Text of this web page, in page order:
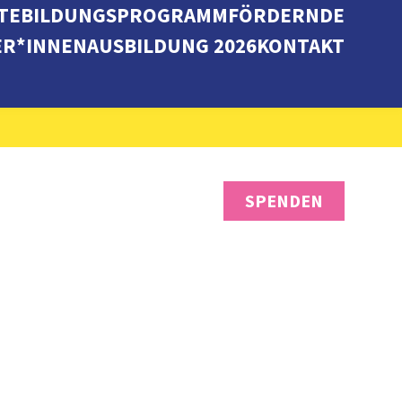
BILDUNGSPROGRAMMFÖRDERNDE
2026KONTAKT
SPENDEN